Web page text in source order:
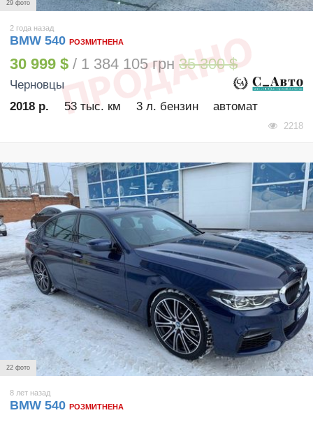
29 фото
2 года назад
BMW 540 РОЗМИТНЕНА
30 999 $ / 1 384 105 грн 35 300 $
Черновцы
2018 р.
53 тыс. км 3 л. бензин автомат
2218
22 фото
8 лет назад
BMW 540 РОЗМИТНЕНА